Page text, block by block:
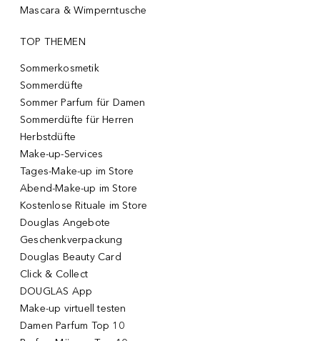
Mascara & Wimperntusche
TOP THEMEN
Sommerkosmetik
Sommerdüfte
Sommer Parfum für Damen
Sommerdüfte für Herren
Herbstdüfte
Make-up-Services
Tages-Make-up im Store
Abend-Make-up im Store
Kostenlose Rituale im Store
Douglas Angebote
Geschenkverpackung
Douglas Beauty Card
Click & Collect
DOUGLAS App
Make-up virtuell testen
Damen Parfum Top 10